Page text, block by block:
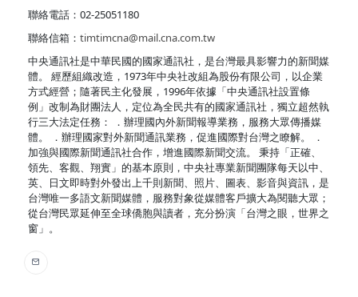
聯絡電話：02-25051180
聯絡信箱： timtimcna@mail.cna.com.tw
中央通訊社是中華民國的國家通訊社，是台灣最具影響力的新聞媒
體。 經歷組織改造，1973年中央社改組為股份有限公司，以企業
方式經營；隨著民主化發展，1996年依據「中央通訊社設置條
例」改制為財團法人，定位為全民共有的國家通訊社，獨立超然執
行三大法定任務： ．辦理國內外新聞報導業務，服務大眾傳播媒
體。 ．辦理國家對外新聞通訊業務，促進國際對台灣之瞭解。 ．
加強與國際新聞通訊社合作，增進國際新聞交流。 秉持「正確、
領先、客觀、翔實」的基本原則，中央社專業新聞團隊每天以中、
英、日文即時對外發出上千則新聞、照片、圖表、影音與資訊，是
台灣唯一多語文新聞媒體，服務對象從媒體客戶擴大為閱聽大眾；
從台灣民眾延伸至全球僑胞與讀者，充分扮演「台灣之眼，世界之
窗」。